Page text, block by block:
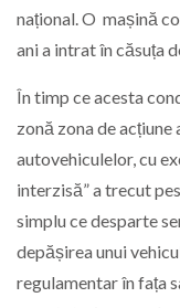
național. O mașină
ani a intrat în căsuța
În timp ce acesta
zonă zona de
autovehiculelor, cu
interzisă” a trecut
simplu ce desparte
depășirea unui
regulamentar în fața